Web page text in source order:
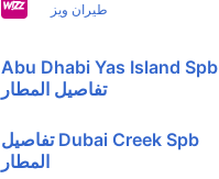
طيران ويز
Abu Dhabi Yas Island Spb
تفاصيل المطار
Dubai Creek Spb تفاصيل
المطار